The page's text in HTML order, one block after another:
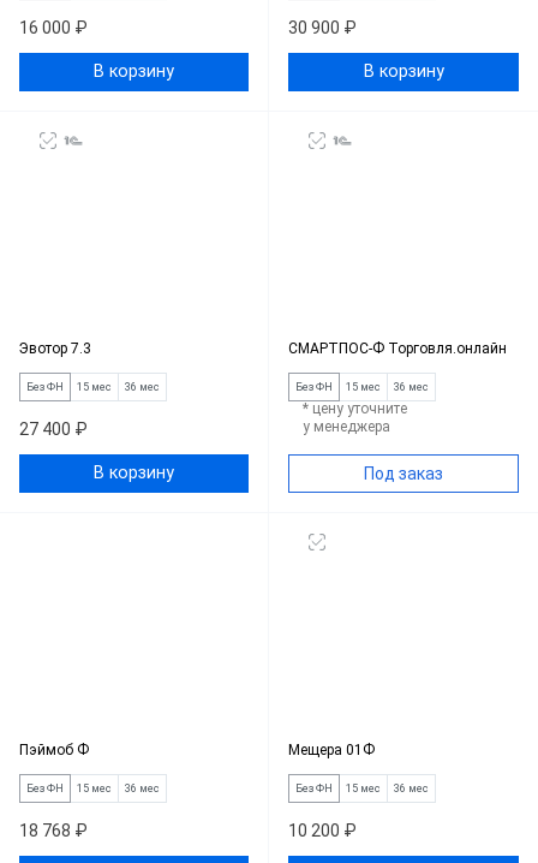
16 000 ₽
В корзину
30 900 ₽
В корзину
Эвотор 7.3
Без ФН 15 мес 36 мес
27 400 ₽
В корзину
СМАРТПОС-Ф Торговля.онлайн
Без ФН 15 мес 36 мес
* цену уточните
у менеджера
Под заказ
Пэймоб Ф
Без ФН 15 мес 36 мес
18 768 ₽
Мещера 01Ф
Без ФН 15 мес 36 мес
10 200 ₽